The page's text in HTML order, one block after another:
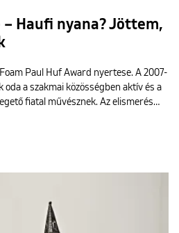
– Haufi nyana? Jöttem,
Paul Huf Award nyertese. A 2007-
a szakmai közösségben aktív és a
fiatal művésznek. Az elismerés…